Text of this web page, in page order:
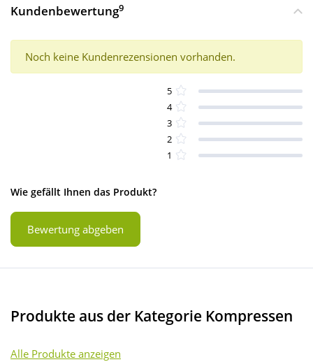
Kundenbewertung9
Noch keine Kundenrezensionen vorhanden.
5
4
3
2
1
Wie gefällt Ihnen das Produkt?
Bewertung abgeben
Produkte aus der Kategorie Kompressen
Alle Produkte anzeigen